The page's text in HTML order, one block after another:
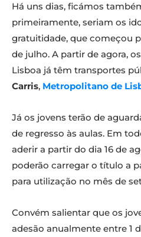
Há uns dias, ficámos
primeiramente, seriam os
gratuitidade, que começou
de julho. A partir de agora,
Lisboa já têm transportes
Carris, Metropolitano de
Já os jovens terão de
de regresso às aulas. Em
aderir a partir do dia 16 de
poderão carregar o título a
para utilização no mês de
Convém salientar que os
adesão anualmente entre 1